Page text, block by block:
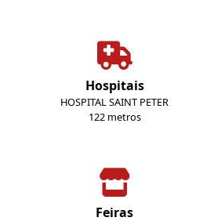
Hospitais
HOSPITAL SAINT PETER
122 metros
Feiras